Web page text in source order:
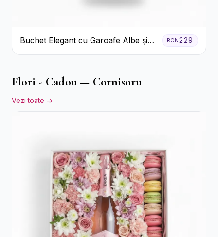
Buchet Elegant cu Garoafe Albe și
Eucalipt
RON229
Flori - Cadou — Cornisoru
Vezi toate →